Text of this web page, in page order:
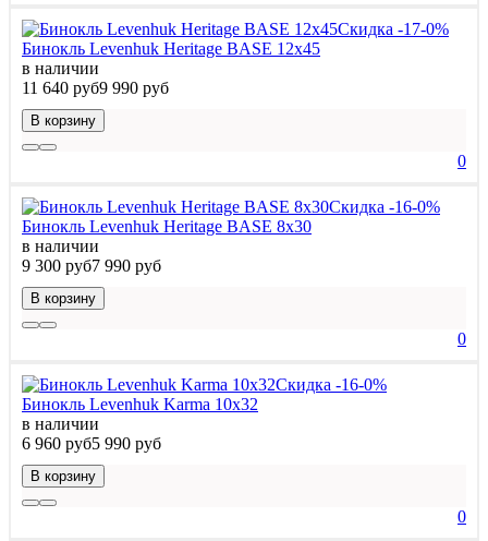
Скидка -17-0%
Бинокль Levenhuk Heritage BASE 12x45
в наличии
11 640 руб9 990 руб
В корзину
0
Скидка -16-0%
Бинокль Levenhuk Heritage BASE 8x30
в наличии
9 300 руб7 990 руб
В корзину
0
Скидка -16-0%
Бинокль Levenhuk Karma 10x32
в наличии
6 960 руб5 990 руб
В корзину
0